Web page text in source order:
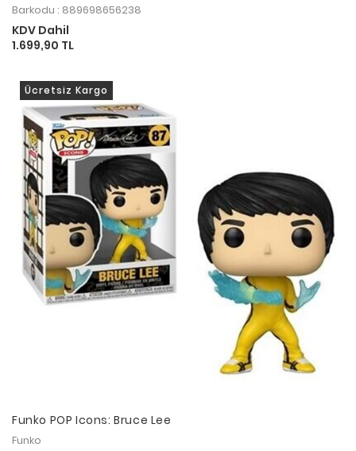
Barkodu : 889698656238
KDV Dahil
1.699,90 TL
Ücretsiz Kargo
Funko POP Icons: Bruce Lee
Funko